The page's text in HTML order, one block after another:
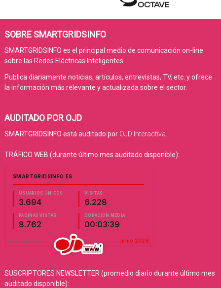
SOBRE SMARTGRIDSINFO
SMARTGRIDSINFO es el principal medio de comunicación on-line
sobre las Redes Eléctricas Inteligentes.
Publica diariamente noticias, artículos, entrevistas, TV, etc. y ofrece
la información más relevante y actualizada sobre el sector.
AUDITADO POR OJD
SMARTGRIDSINFO está auditado por OJD Interactiva
TRÁFICO WEB (durante último mes auditado disponible):
SUSCRIPTORES NEWSLETTER (promedio diario durante último mes
auditado disponible):